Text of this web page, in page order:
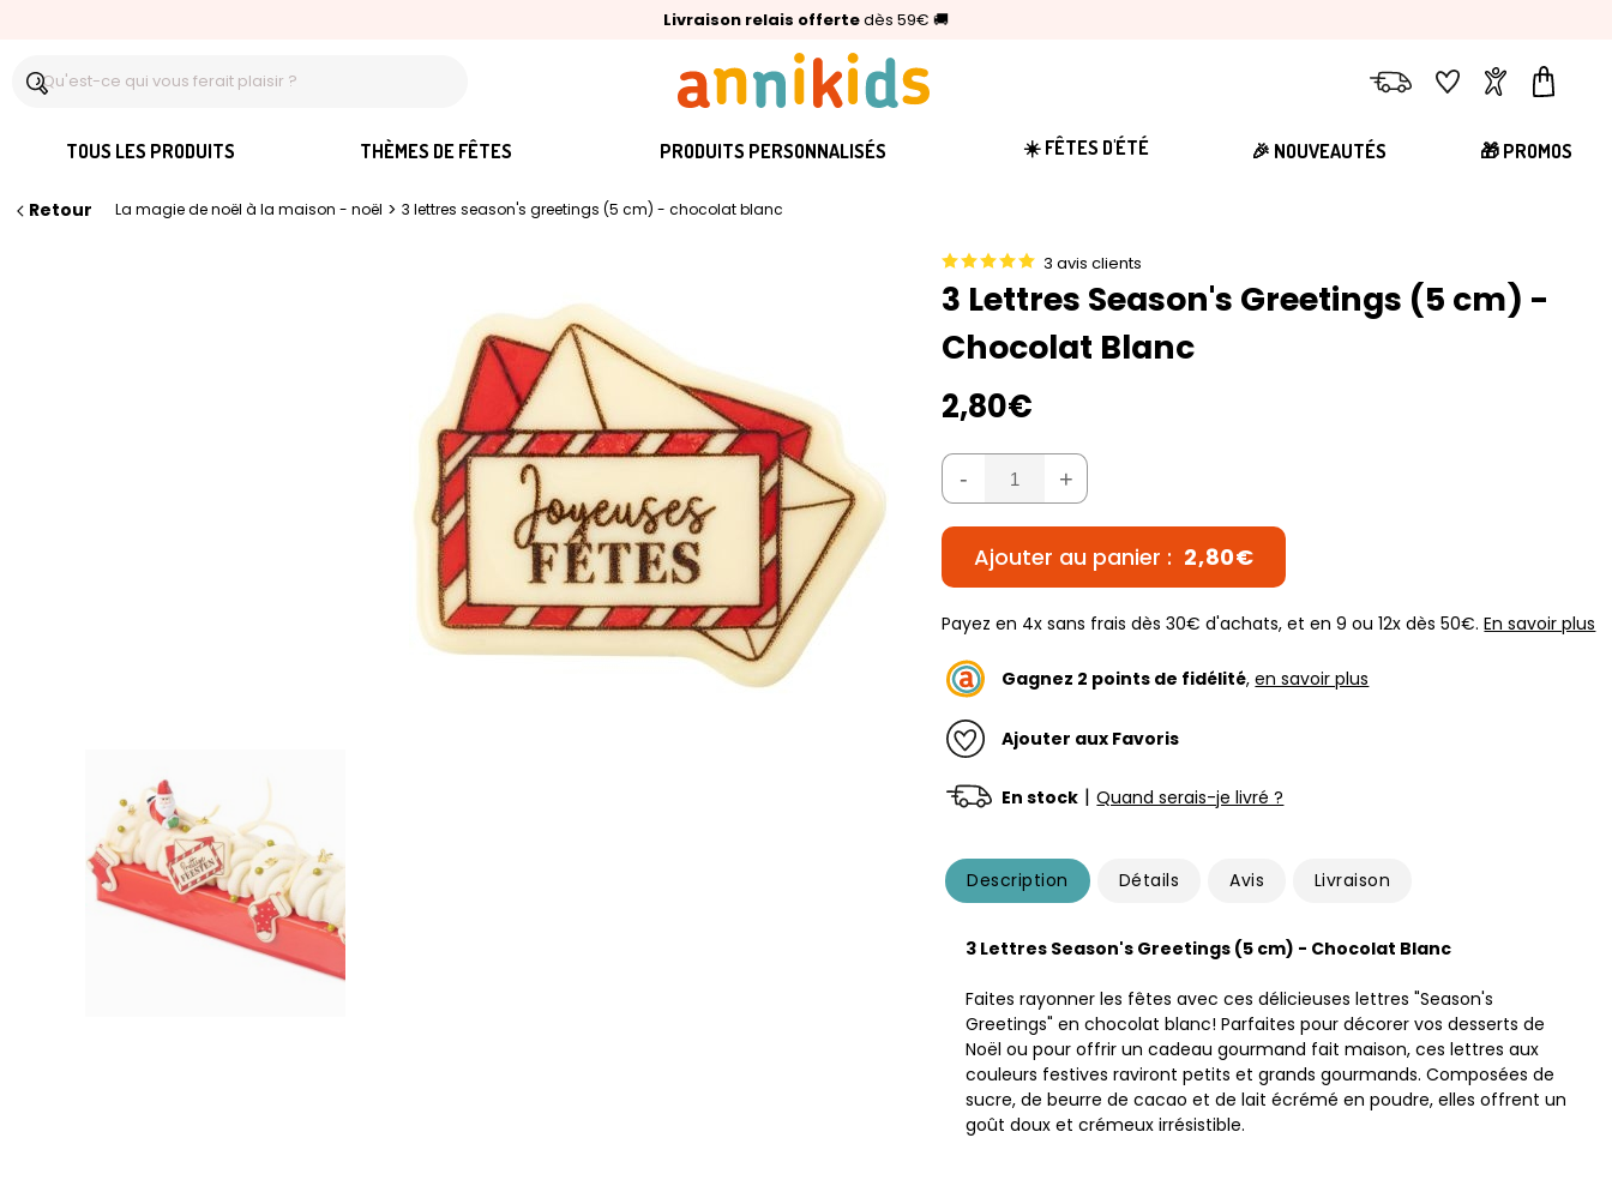
Livraison relais offertedès 59€ 🚚
🥇Palmarès Capital 2025 :Annikids N°1
⭐⭐⭐⭐⭐4,6/5(24 000 avis clients)
LivraisonFavorisComptePanier
TOUS LES PRODUITS THÈMES DE FÊTES PRODUITS PERSONNALISÉS ☀️ FÊTES D'ÉTÉ 🎉 NOUVEAUTÉS 🎁 PROMOS
Retour La magie de noël à la maison - noël > 3 lettres season's greetings (5 cm) - chocolat blanc
3 avis clients
3 Lettres Season's Greetings (5 cm) -
Chocolat Blanc
2,80€
- +
Ajouter au panier : 2,80€
Payez en 4x sans frais dès 30€ d'achats, et en 9 ou 12x dès 50€.En savoir plus
Gagnez 2 points de fidélité,en savoir plus
Ajouter aux Favoris
En stock | Quand serais-je livré ?
Description Détails Avis Livraison
3 Lettres Season's Greetings (5 cm) - Chocolat Blanc
Faites rayonner les fêtes avec ces délicieuses lettres "Season's
Greetings" en chocolat blanc! Parfaites pour décorer vos desserts de
Noël ou pour offrir un cadeau gourmand fait maison, ces lettres aux
couleurs festives raviront petits et grands gourmands. Composées de
sucre, de beurre de cacao et de lait écrémé en poudre, elles offrent un
goût doux et crémeux irrésistible.